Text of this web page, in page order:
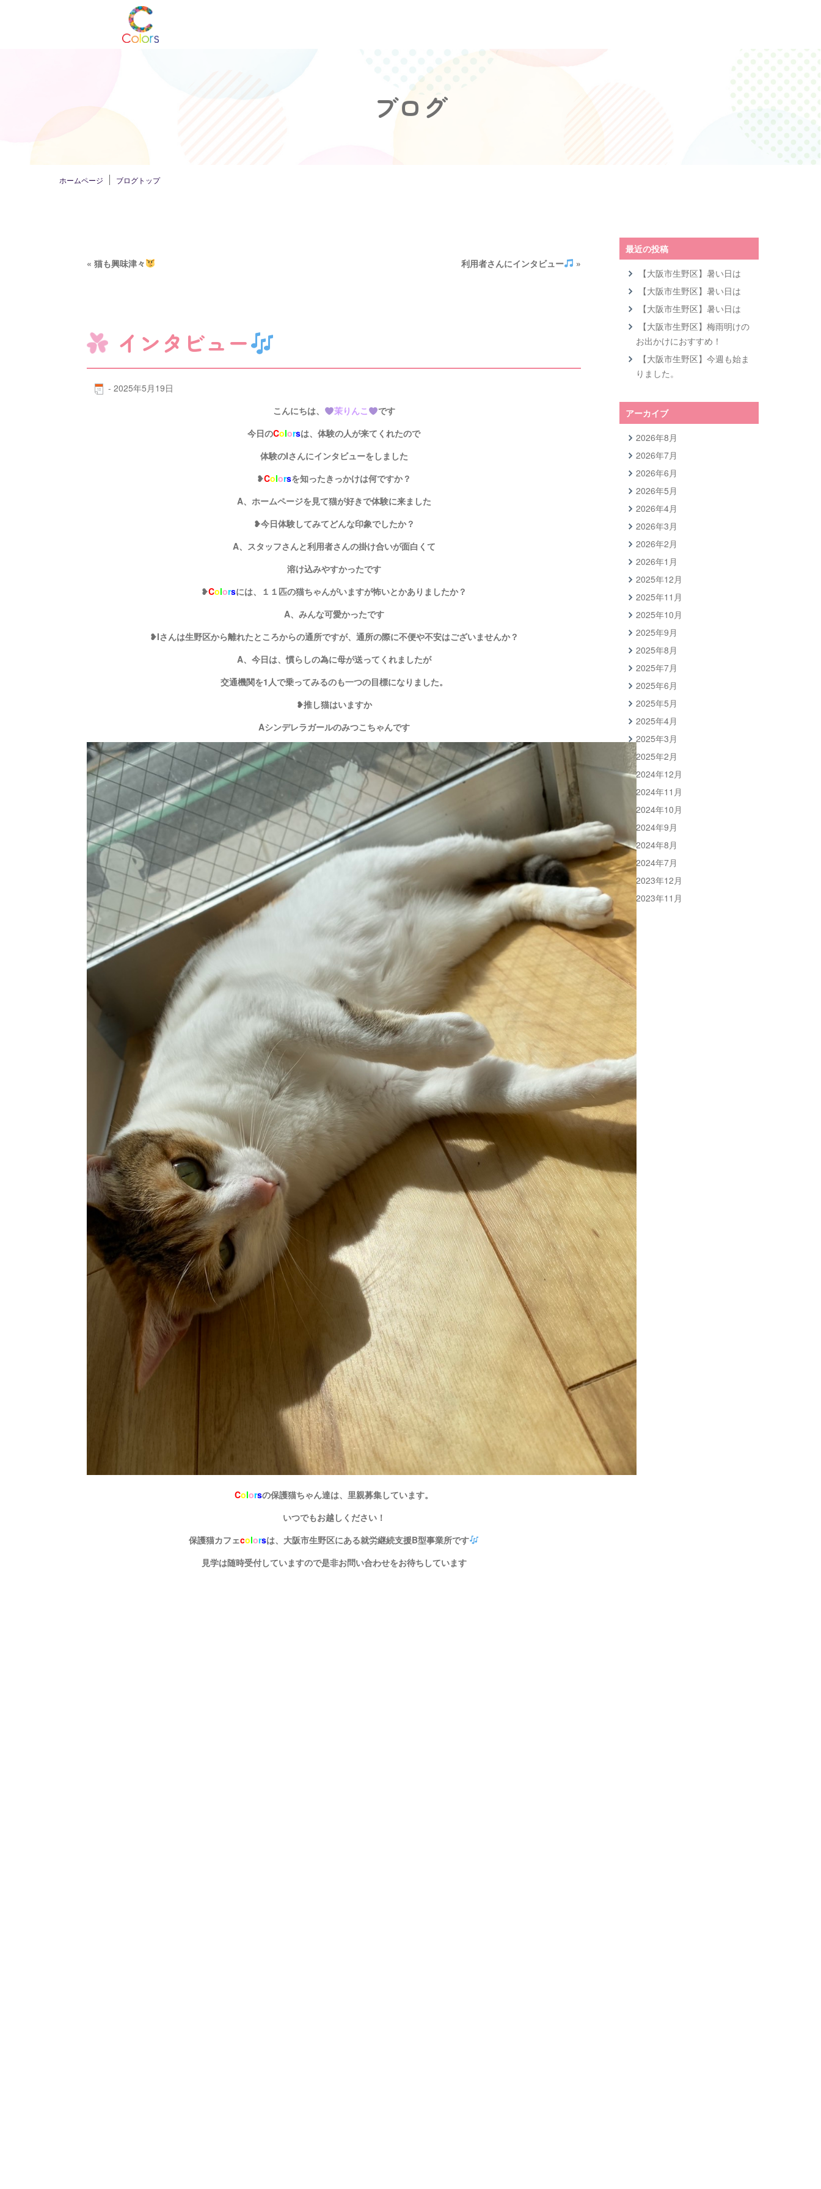
ブログ
ホームページ ブログトップ
« 猫も興味津々 利用者さんにインタビュー »
インタビュー
- 2025年5月19日
こんにちは、
茉りんこ
です
今日のColorsは、体験の人が来てくれたので
体験のIさんにインタビューをしました
❥Colorsを知ったきっかけは何ですか？
A、ホームページを見て猫が好きで体験に来ました
❥今日体験してみてどんな印象でしたか？
A、スタッフさんと利用者さんの掛け合いが面白くて
溶け込みやすかったです
❥Colorsには、１１匹の猫ちゃんがいますが怖いとかありましたか？
A、みんな可愛かったです
❥Iさんは生野区から離れたところからの通所ですが、通所の際に不便や不安はございませんか？
A、今日は、慣らしの為に母が送ってくれましたが
交通機関を1人で乗ってみるのも一つの目標になりました。
❥推し猫はいますか
Aシンデレラガールのみつこちゃんです
Colorsの保護猫ちゃん達は、里親募集しています。
いつでもお越しください！
保護猫カフェcolorsは、大阪市生野区にある就労継続支援B型事業所です
見学は随時受付していますので是非お問い合わせをお待ちしています
最近の投稿
【大阪市生野区】暑い日は
【大阪市生野区】暑い日は
【大阪市生野区】暑い日は
【大阪市生野区】梅雨明けの
お出かけにおすすめ！
【大阪市生野区】今週も始ま
りました。
アーカイブ
2026年8月
2026年7月
2026年6月
2026年5月
2026年4月
2026年3月
2026年2月
2026年1月
2025年12月
2025年11月
2025年10月
2025年9月
2025年8月
2025年7月
2025年6月
2025年5月
2025年4月
2025年3月
2025年2月
2024年12月
2024年11月
2024年10月
2024年9月
2024年8月
2024年7月
2023年12月
2023年11月